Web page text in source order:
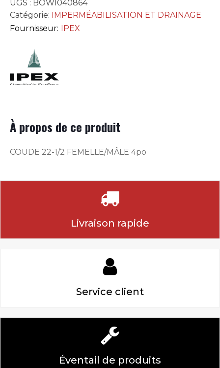
UGS : BOWI040864
Catégorie:
IMPERMÉABILISATION ET DRAINAGE
Fournisseur:
IPEX
À propos de ce produit
COUDE 22-1/2 FEMELLE/MÂLE 4po
Livraison rapide
Service client
Éventail de produits